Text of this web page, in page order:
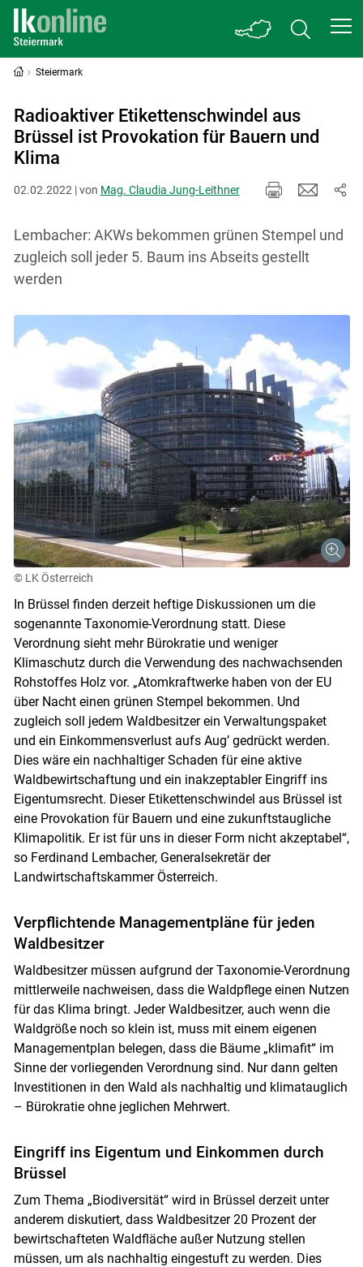
Skip to main content
Steiermark
Radioaktiver Etikettenschwindel aus
Brüssel ist Provokation für Bauern und
Klima
02.02.2022 | von Mag. Claudia Jung-Leithner
Lembacher: AKWs bekommen grünen Stempel und
zugleich soll jeder 5. Baum ins Abseits gestellt
werden
© LK Österreich
In Brüssel finden derzeit heftige Diskussionen um die
sogenannte Taxonomie-Verordnung statt. Diese
Verordnung sieht mehr Bürokratie und weniger
Klimaschutz durch die Verwendung des nachwachsenden
Rohstoffes Holz vor. „Atomkraftwerke haben von der EU
über Nacht einen grünen Stempel bekommen. Und
zugleich soll jedem Waldbesitzer ein Verwaltungspaket
und ein Einkommensverlust aufs Aug’ gedrückt werden.
Dies wäre ein nachhaltiger Schaden für eine aktive
Waldbewirtschaftung und ein inakzeptabler Eingriff ins
Eigentumsrecht. Dieser Etikettenschwindel aus Brüssel ist
eine Provokation für Bauern und eine zukunftstaugliche
Klimapolitik. Er ist für uns in dieser Form nicht akzeptabel“,
so Ferdinand Lembacher, Generalsekretär der
Landwirtschaftskammer Österreich.
Verpflichtende Managementpläne für jeden
Waldbesitzer
Waldbesitzer müssen aufgrund der Taxonomie-Verordnung
mittlerweile nachweisen, dass die Waldpflege einen Nutzen
für das Klima bringt. Jeder Waldbesitzer, auch wenn die
Waldgröße noch so klein ist, muss mit einem eigenen
Managementplan belegen, dass die Bäume „klimafit“ im
Sinne der vorliegenden Verordnung sind. Nur dann gelten
Investitionen in den Wald als nachhaltig und klimatauglich
– Bürokratie ohne jeglichen Mehrwert.
Eingriff ins Eigentum und Einkommen durch
Brüssel
Zum Thema „Biodiversität“ wird in Brüssel derzeit unter
anderem diskutiert, dass Waldbesitzer 20 Prozent der
bewirtschafteten Waldfläche außer Nutzung stellen
müssen, um als nachhaltig eingestuft zu werden. Dies